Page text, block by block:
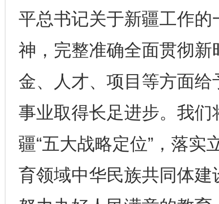
平总书记关于新疆工作
神，完整准确全面贯彻
金、人才、项目等方面
事业取得长足进步。我
疆“五大战略定位”，落实
育领域中华民族共同体